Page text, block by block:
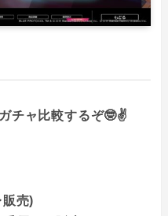
チャ比較するぞ🤓✌
売)